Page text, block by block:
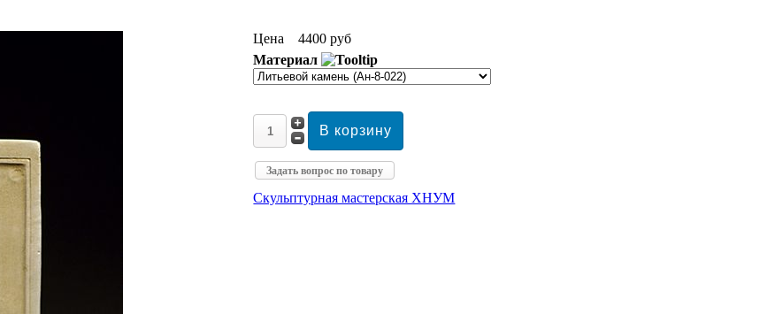
Цена
4400 руб
Материал
Задать вопрос по товару
Скульптурная мастерская ХНУМ